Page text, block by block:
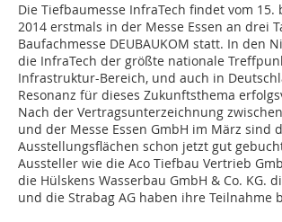
Die Tiefbaumesse InfraTech findet vom 15.
2014 erstmals in der Messe Essen an drei
Baufachmesse DEUBAUKOM statt. In den
die InfraTech der größte nationale
Infrastruktur-Bereich, und auch in
Resonanz für dieses Zukunftsthema
Nach der Vertragsunterzeichnung
und der Messe Essen GmbH im März sind
Ausstellungsflächen schon jetzt gut
Aussteller wie die Aco Tiefbau Vertrieb
die Hülskens Wasserbau GmbH & Co. KG.
und die Strabag AG haben ihre Teilnahme